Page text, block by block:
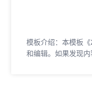
模板介绍：本模板
和编辑。如果发现